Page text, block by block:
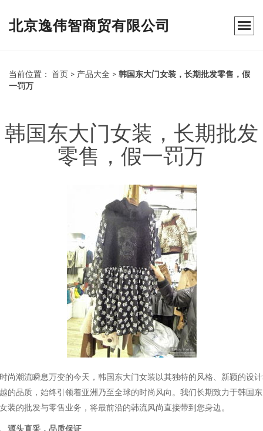
北京逸伟智商贸有限公司
当前位置： 首页 > 产品大全 > 韩国东大门女装，长期批发零售，假
一罚万
韩国东大门女装，长期批发
零售，假一罚万
尚潮流瞬息万变的今天，韩国东大门女装以其独特的风格、新颖的设
的品质，始终引领着亚洲乃至全球的时尚风向。我们长期致力于韩国
装的批发与零售业务，将最前沿的韩流风尚直接带到您身边。
源头直采，品质保证